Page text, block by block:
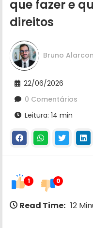
que fazer e
direitos
Bruno
22/06/2026
0 Comentários
Leitura: 14 min
1 0
Read Time: 12